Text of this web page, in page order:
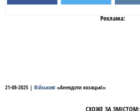
Реклама:
21-08-2025 | Військові «Анекдоти козацькі»
СХОЖЕ ЗА ЗМІСТОМ: